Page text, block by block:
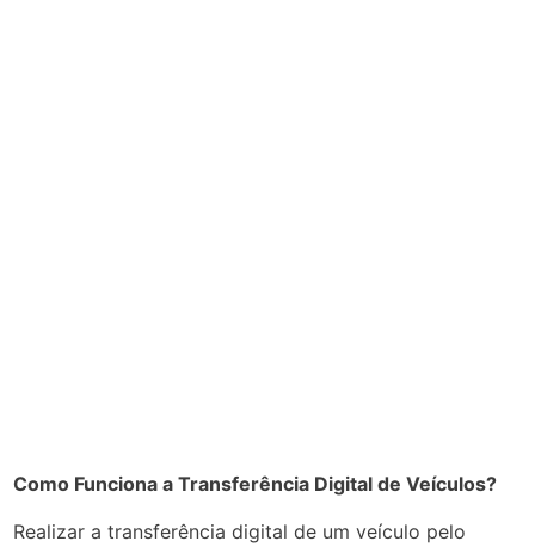
Como Funciona a Transferência Digital de Veículos?
Realizar a transferência digital de um veículo pelo